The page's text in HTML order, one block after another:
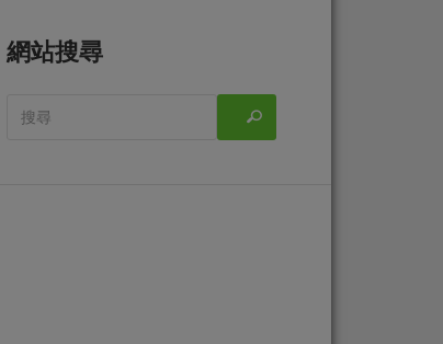
網站搜尋